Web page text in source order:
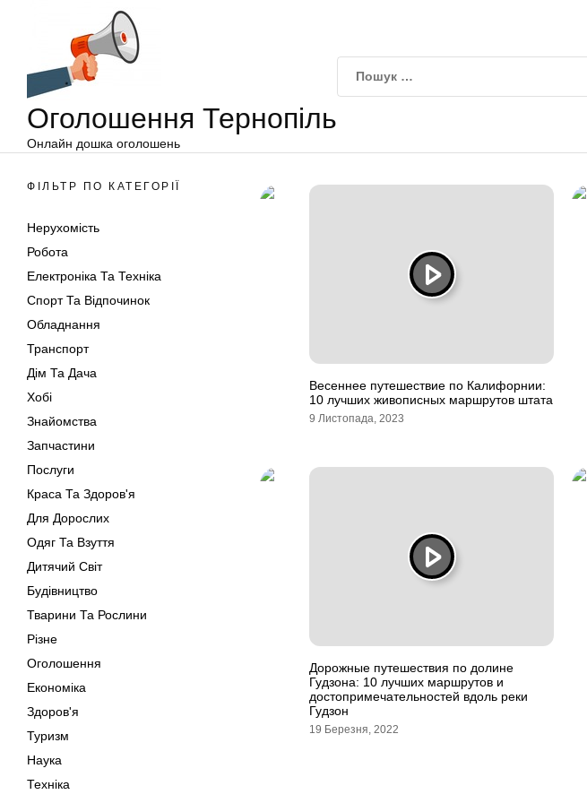
Оголошення Тернопіль
Онлайн дошка оголошень
ФІЛЬТР ПО КАТЕГОРІЇ
Нерухомість
Робота
Електроніка Та Техніка
Спорт Та Відпочинок
Обладнання
Транспорт
Дім Та Дача
Хобі
Знайомства
Запчастини
Послуги
Краса Та Здоров'я
Для Дорослих
Одяг Та Взуття
Дитячий Світ
Будівництво
Тварини Та Рослини
Різне
Оголошення
Економіка
Здоров'я
Туризм
Наука
Техніка
Весеннее путешествие по Калифорнии:
10 лучших живописных маршрутов штата
9 Листопада, 2023
Дорожные путешествия по долине
Гудзона: 10 лучших маршрутов и
достопримечательностей вдоль реки
Гудзон
19 Березня, 2022